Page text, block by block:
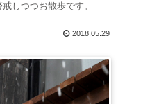
しつつお散歩です。
2018.05.29